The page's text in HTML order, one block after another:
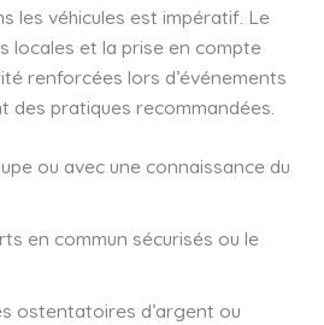
les véhicules est impératif. Le
locales et la prise en compte
renforcées lors d’événements
des pratiques recommandées.
ou avec une connaissance du
en commun sécurisés ou le
ostentatoires d’argent ou